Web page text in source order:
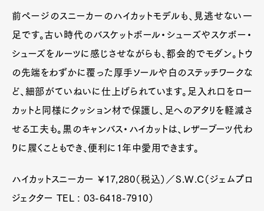
前ページのスニーカーのハイカットモデルも、見逃せない一
足です。古い時代のバスケットボール・シューズやスケボー・
シューズをルーツに感じさせながらも、都会的でモダン。トウ
の先端をわずかに覆った厚手ソールや白のステッチワークな
ど、細部がていねいに仕上げられています。足入れ口をロー
カットと同様にクッション材で保護し、足へのアタリを軽減さ
せる工夫も。黒のキャンバス・ハイカットは、レザーブーツ代わ
りに履くこともでき、便利に1年中愛用できます。
ハイカットスニーカー ¥17,280（税込）／S.W.C（ジェムプロ
ジェクター TEL : 03-6418-7910）